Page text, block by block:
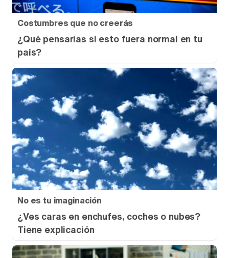
Costumbres que no creerás
¿Qué pensarías si esto fuera normal en tu
país?
No es tu imaginación
¿Ves caras en enchufes, coches o nubes?
Tiene explicación